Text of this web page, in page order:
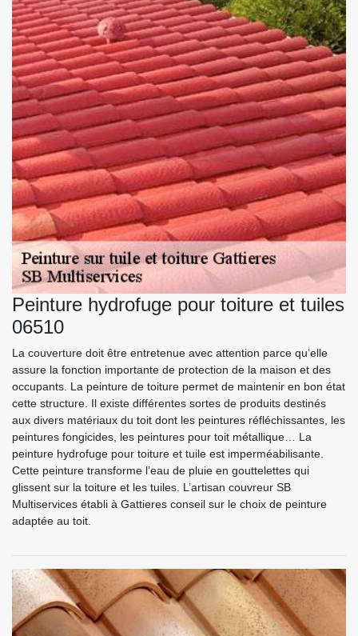
Peinture hydrofuge pour toiture et tuiles
06510
La couverture doit être entretenue avec attention parce qu’elle
assure la fonction importante de protection de la maison et des
occupants. La peinture de toiture permet de maintenir en bon état
cette structure. Il existe différentes sortes de produits destinés
aux divers matériaux du toit dont les peintures réfléchissantes, les
peintures fongicides, les peintures pour toit métallique… La
peinture hydrofuge pour toiture et tuile est imperméabilisante.
Cette peinture transforme l’eau de pluie en gouttelettes qui
glissent sur la toiture et les tuiles. L’artisan couvreur SB
Multiservices établi à Gattieres conseil sur le choix de peinture
adaptée au toit.